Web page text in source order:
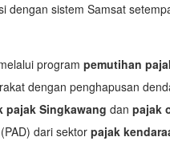
dengan sistem Samsat
program pemutihan
dengan penghapusan
pajak Singkawang dan pajak
dari sektor pajak